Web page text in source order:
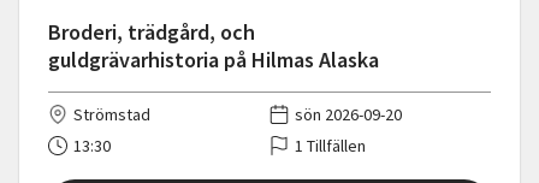
Broderi, trädgård, och
guldgrävarhistoria på Hilmas Alaska
Strömstad
sön 2026-09-20
13:30
1 Tillfällen